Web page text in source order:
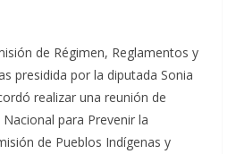
de Régimen, Reglamentos y
presidida por la diputada Sonia
realizar una reunión de
para Prevenir la
de Pueblos Indígenas y